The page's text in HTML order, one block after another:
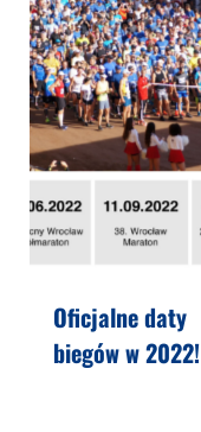
Oficjalne daty
biegów w 2022!